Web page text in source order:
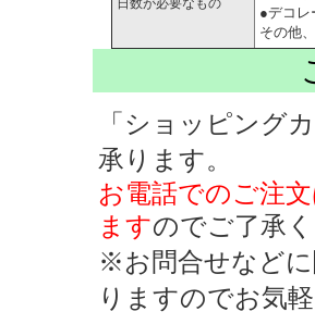
日数が必要なもの
●デコレ
その他
「ショッピング
承ります。
お電話でのご注
ますのでご了承
※お問合せなどに
りますのでお気